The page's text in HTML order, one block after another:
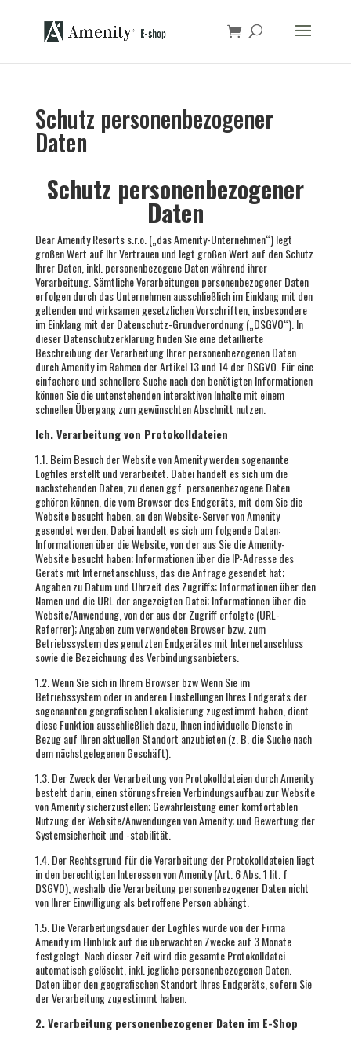
Schutz personenbezogener
Daten
Schutz personenbezogener
Daten
Dear Amenity Resorts s.r.o. („das Amenity-Unternehmen“) legt
großen Wert auf Ihr Vertrauen und legt großen Wert auf den Schutz
Ihrer Daten, inkl. personenbezogene Daten während ihrer
Verarbeitung. Sämtliche Verarbeitungen personenbezogener Daten
erfolgen durch das Unternehmen ausschließlich im Einklang mit den
geltenden und wirksamen gesetzlichen Vorschriften, insbesondere
im Einklang mit der Datenschutz-Grundverordnung („DSGVO“). In
dieser Datenschutzerklärung finden Sie eine detaillierte
Beschreibung der Verarbeitung Ihrer personenbezogenen Daten
durch Amenity im Rahmen der Artikel 13 und 14 der DSGVO. Für eine
einfachere und schnellere Suche nach den benötigten Informationen
können Sie die untenstehenden interaktiven Inhalte mit einem
schnellen Übergang zum gewünschten Abschnitt nutzen.
Ich. Verarbeitung von Protokolldateien
1.1. Beim Besuch der Website von Amenity werden sogenannte
Logfiles erstellt und verarbeitet. Dabei handelt es sich um die
nachstehenden Daten, zu denen ggf. personenbezogene Daten
gehören können, die vom Browser des Endgeräts, mit dem Sie die
Website besucht haben, an den Website-Server von Amenity
gesendet werden. Dabei handelt es sich um folgende Daten:
Informationen über die Website, von der aus Sie die Amenity-
Website besucht haben; Informationen über die IP-Adresse des
Geräts mit Internetanschluss, das die Anfrage gesendet hat;
Angaben zu Datum und Uhrzeit des Zugriffs; Informationen über den
Namen und die URL der angezeigten Datei; Informationen über die
Website/Anwendung, von der aus der Zugriff erfolgte (URL-
Referrer); Angaben zum verwendeten Browser bzw. zum
Betriebssystem des genutzten Endgerätes mit Internetanschluss
sowie die Bezeichnung des Verbindungsanbieters.
1.2. Wenn Sie sich in Ihrem Browser bzw Wenn Sie im
Betriebssystem oder in anderen Einstellungen Ihres Endgeräts der
sogenannten geografischen Lokalisierung zugestimmt haben, dient
diese Funktion ausschließlich dazu, Ihnen individuelle Dienste in
Bezug auf Ihren aktuellen Standort anzubieten (z. B. die Suche nach
dem nächstgelegenen Geschäft).
1.3. Der Zweck der Verarbeitung von Protokolldateien durch Amenity
besteht darin, einen störungsfreien Verbindungsaufbau zur Website
von Amenity sicherzustellen; Gewährleistung einer komfortablen
Nutzung der Website/Anwendungen von Amenity; und Bewertung der
Systemsicherheit und -stabilität.
1.4. Der Rechtsgrund für die Verarbeitung der Protokolldateien liegt
in den berechtigten Interessen von Amenity (Art. 6 Abs. 1 lit. f
DSGVO), weshalb die Verarbeitung personenbezogener Daten nicht
von Ihrer Einwilligung als betroffene Person abhängt.
1.5. Die Verarbeitungsdauer der Logfiles wurde von der Firma
Amenity im Hinblick auf die überwachten Zwecke auf 3 Monate
festgelegt. Nach dieser Zeit wird die gesamte Protokolldatei
automatisch gelöscht, inkl. jegliche personenbezogenen Daten.
Daten über den geografischen Standort Ihres Endgeräts, sofern Sie
der Verarbeitung zugestimmt haben.
2. Verarbeitung personenbezogener Daten im E-Shop